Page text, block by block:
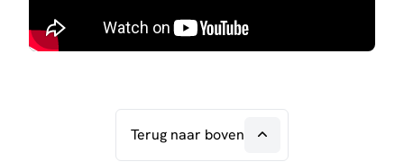
Terug naar boven